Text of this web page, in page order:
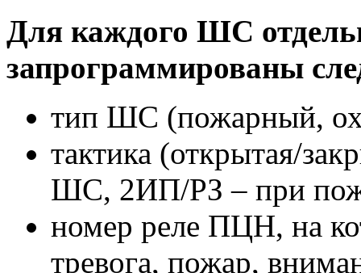
Для каждого ШС
запрограммированы
тип ШС (пожарный,
тактика (открытая/
ШС, 2ИП/РЗ – при
номер реле ПЦН, на
тревога, пожар,